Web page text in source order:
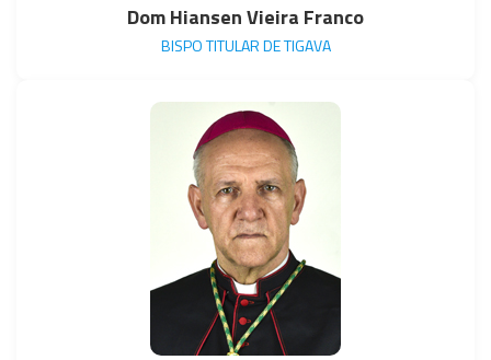
Dom Hiansen Vieira Franco
BISPO TITULAR DE TIGAVA